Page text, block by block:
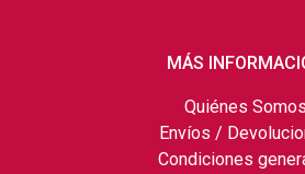
MÁS
Quiénes Somos
Envíos /
Condiciones